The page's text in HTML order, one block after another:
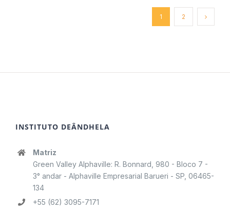
1 2
INSTITUTO DEÂNDHELA
Matriz
Green Valley Alphaville: R. Bonnard, 980 - Bloco 7 -
3° andar - Alphaville Empresarial Barueri - SP, 06465-
134
+55 (62) 3095-7171